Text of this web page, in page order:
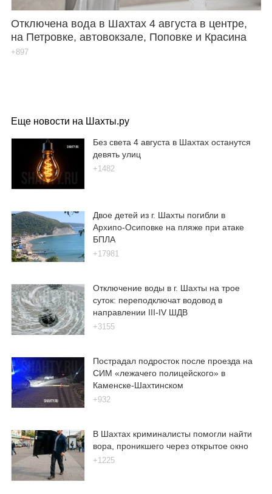
Отключена вода в Шахтах 4 августа в центре,
на Петровке, автовокзале, Поповке и Красина
+897
Еще новости на Шахты.ру
Без света 4 августа в Шахтах останутся
девять улиц
+1482
Двое детей из г. Шахты погибли в
Архипо-Осиповке на пляже при атаке
БПЛА
+17981
Отключение воды в г. Шахты на трое
суток: переподключат водовод в
направлении III-IV ШДВ
+3155
Пострадал подросток после проезда на
СИМ «лежачего полицейского» в
Каменске-Шахтинском
+932
В Шахтах криминалисты помогли найти
вора, проникшего через открытое окно
+1225